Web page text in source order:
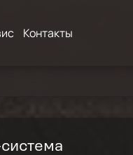
Контакты